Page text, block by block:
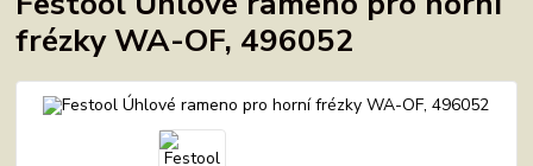
frézky WA-OF, 496052